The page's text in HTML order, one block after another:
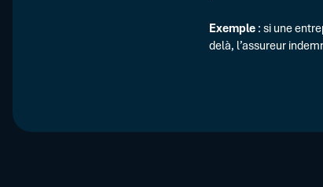
Exemple : si une
delà, l’assureur